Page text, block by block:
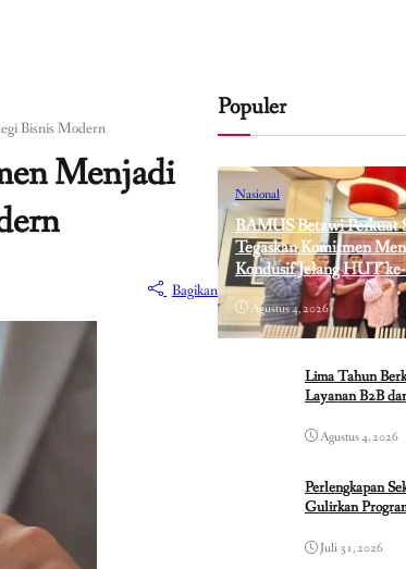
Bisnis Modern
Menjadi
Bagikan
Populer
Nasional
BAMUS Betawi Perkuat
Tegaskan Komitmen
Kondusif Jelang HUT
Agustus 4, 2026
Lima Tahun
Layanan B2B
Agustus 4, 2026
Perlengkapan
Gulirkan
Juli 31, 2026